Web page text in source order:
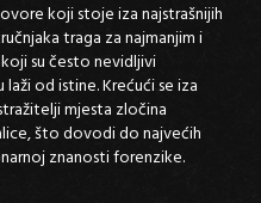
koji stoje iza najstrašnijih
traga za najmanjim i
su često nevidljivi
od istine. Krećući se iza
mjesta zločina
što dovodi do najvećih
znanosti forenzike.